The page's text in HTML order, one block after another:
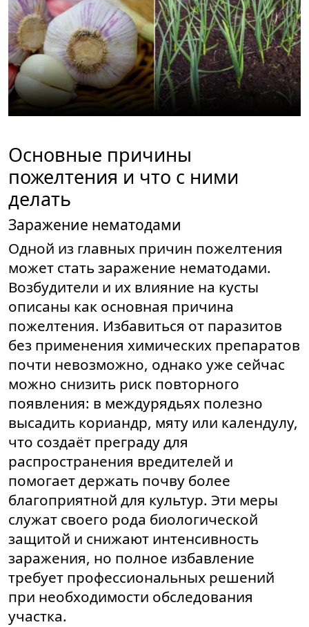
Основные причины
пожелтения и что с ними
делать
Заражение нематодами
Одной из главных причин пожелтения
может стать заражение нематодами.
Возбудители и их влияние на кусты
описаны как основная причина
пожелтения. Избавиться от паразитов
без применения химических препаратов
почти невозможно, однако уже сейчас
можно снизить риск повторного
появления: в междурядьях полезно
высадить кориандр, мяту или календулу,
что создаёт преграду для
распространения вредителей и
помогает держать почву более
благоприятной для культур. Эти меры
служат своего рода биологической
защитой и снижают интенсивность
заражения, но полное избавление
требует профессиональных решений
при необходимости обследования
участка.